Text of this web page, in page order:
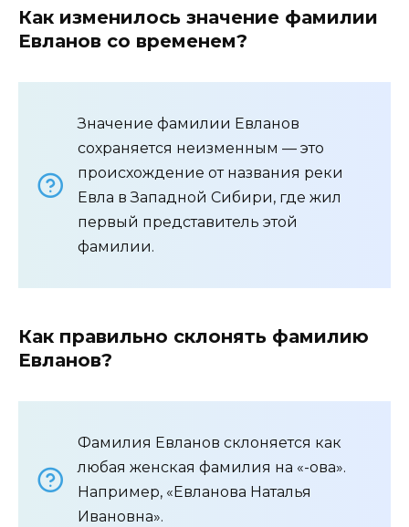
Как изменилось значение фамилии
Евланов со временем?
Значение фамилии Евланов
сохраняется неизменным — это
происхождение от названия реки
Евла в Западной Сибири, где жил
первый представитель этой
фамилии.
Как правильно склонять фамилию
Евланов?
Фамилия Евланов склоняется как
любая женская фамилия на «-ова».
Например, «Евланова Наталья
Ивановна».